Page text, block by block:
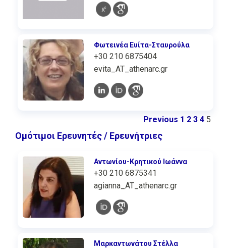
Φωτεινέα Ευίτα-Σταυρούλα
+30 210 6875404
evita_AT_athenarc.gr
Previous 1 2 3 4 5
Ομότιμοι Ερευνητές / Ερευνήτριες
Αντωνίου-Κρητικού Ιωάννα
+30 210 6875341
agianna_AT_athenarc.gr
Μαρκαντωνάτου Στέλλα